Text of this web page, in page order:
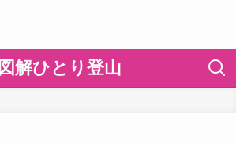
図解ひとり登山